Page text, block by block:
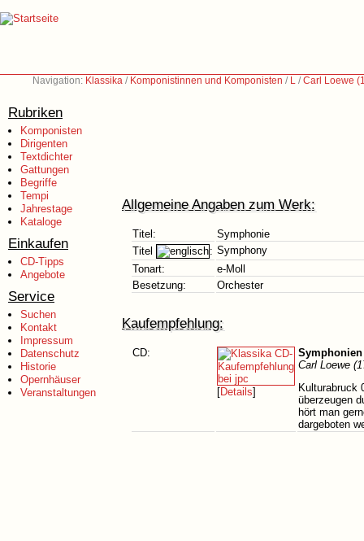
Navigation: Klassika / Komponistinnen und Komponisten / L /Carl Loewe
Rubriken
Komponisten
Dirigenten
Textdichter
Gattungen
Begriffe
Tempi
Jahrestage
Kataloge
Einkaufen
CD-Tipps
Angebote
Service
Suchen
Kontakt
Impressum
Datenschutz
Historie
Opernhäuser
Veranstaltungen
Allgemeine Angaben zum Werk:
Titel:
Symphonie
Titel
: Symphony
Tonart:
e-Moll
Besetzung:
Orchester
Kaufempfehlung:
CD:
[Details]
Carl Loewe
Kulturabruck
überzeugen
hört man
dargeboten